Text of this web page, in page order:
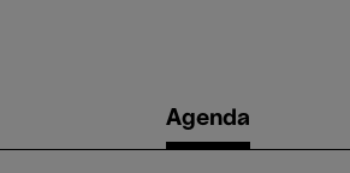
navigationAgenda